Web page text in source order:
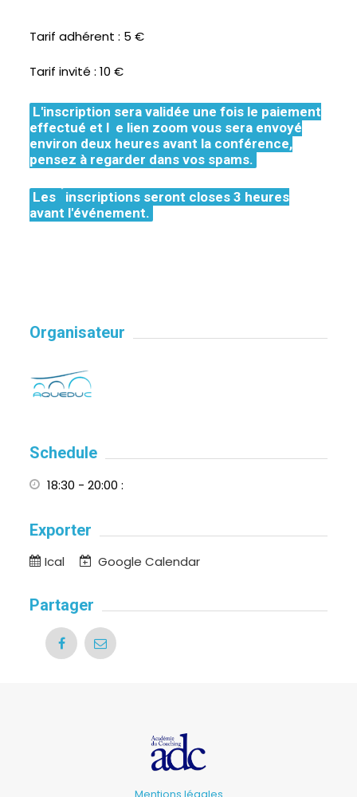
Tarif adhérent : 5 €
Tarif invité : 10 €
L'inscription sera validée une fois le paiement
effectué et l e lien zoom vous sera envoyé
environ deux heures avant la conférence,
pensez à regarder dans vos spams.
Les
inscriptions seront closes 3 heures
avant l'événement.
Organisateur
Schedule
18:30 - 20:00 :
Exporter
Ical Google Calendar
Partager